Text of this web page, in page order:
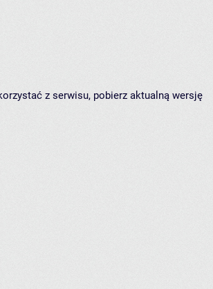
z serwisu, pobierz aktualną wersję